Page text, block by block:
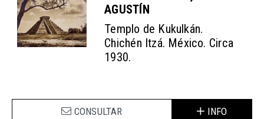
AGUSTÍN
Templo de Kukulkán.
Chichén Itzá. México. Circa
1930.
CONSULTAR INFO